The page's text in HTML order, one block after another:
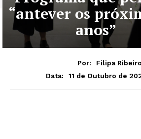
“antever os
anos”
Por:
Filipa Ribeiro
Data:
11 de Outubro de